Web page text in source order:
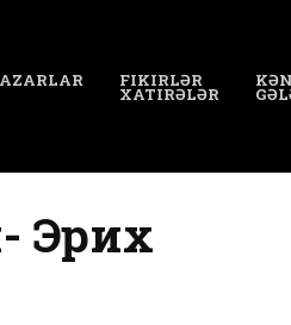
FIKIRLƏR
XATIRƏLƏR
Эрих